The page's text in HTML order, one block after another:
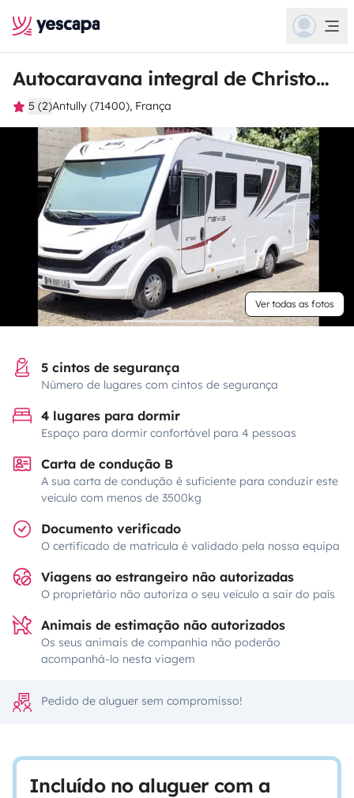
Autocaravana integral de Christophe
5 (2)Antully (71400), França
Ver todas as fotos
5 cintos de segurança
Número de lugares com cintos de segurança
4 lugares para dormir
Espaço para dormir confortável para 4 pessoas
Carta de condução B
A sua carta de condução é suficiente para conduzir este
veículo com menos de 3500kg
Documento verificado
O certificado de matrícula é validado pela nossa equipa
Viagens ao estrangeiro não autorizadas
O proprietário não autoriza o seu veículo a sair do país
Animais de estimação não autorizados
Os seus animais de companhia não poderão
acompanhá-lo nesta viagem
Pedido de aluguer sem compromisso!
Incluído no aluguer com a